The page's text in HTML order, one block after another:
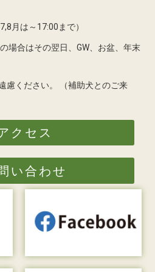
月は～17:00まで）
場合はその翌日、GW、お盆、年末
慮ください。
（補助犬とのご来
クセス
い合わせ